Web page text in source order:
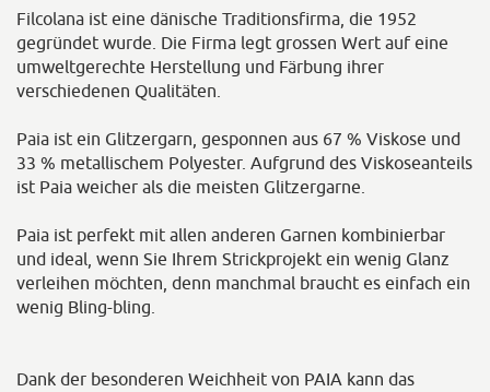
Filcolana ist eine dänische Traditionsfirma, die 1952
gegründet wurde. Die Firma legt grossen Wert auf eine
umweltgerechte Herstellung und Färbung ihrer
verschiedenen Qualitäten.
Paia ist ein Glitzergarn, gesponnen aus 67 % Viskose und
33 % metallischem Polyester. Aufgrund des Viskoseanteils
ist Paia weicher als die meisten Glitzergarne.
Paia ist perfekt mit allen anderen Garnen kombinierbar
und ideal, wenn Sie Ihrem Strickprojekt ein wenig Glanz
verleihen möchten, denn manchmal braucht es einfach ein
wenig Bling-bling.
Dank der besonderen Weichheit von PAIA kann das